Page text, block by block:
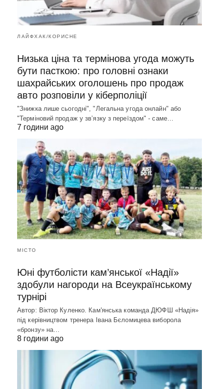
ЛАЙФХАК/КОРИСНЕ
Низька ціна та термінова угода можуть
бути пасткою: про головні ознаки
шахрайських оголошень про продаж
авто розповіли у кіберполіції
"Знижка лише сьогодні", "Легальна угода онлайн" або
"Терміновий продаж у зв’язку з переїздом" - саме…
7 години ago
МІСТО
Юні футболісти кам’янської «Надії»
здобули нагороди на Всеукраїнському
турнірі
Автор: Віктор Куленко. Кам'янська команда ДЮФШ «Надія»
під керівництвом тренера Івана Бєломицева виборола
«бронзу» на…
8 години ago